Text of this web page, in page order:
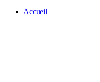
Accueil